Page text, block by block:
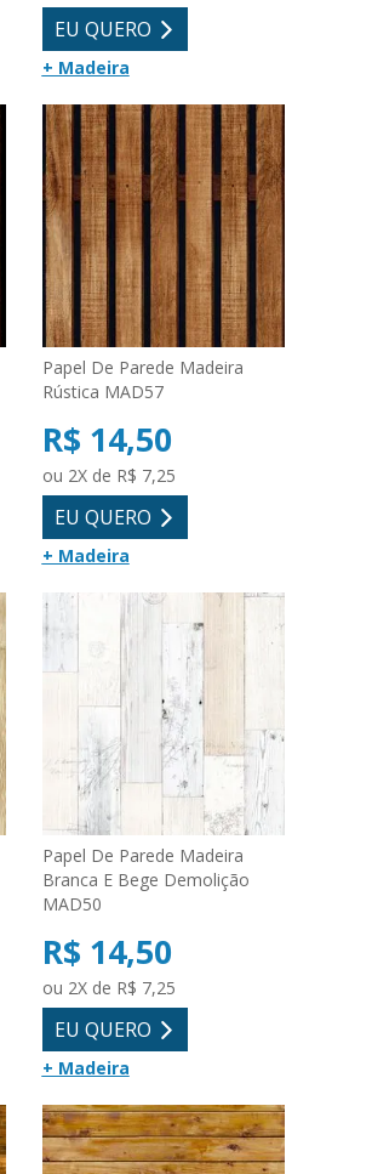
EU QUERO
+ Madeira
Papel De Parede Madeira
Rústica MAD57
R$ 14,50
ou 2X de R$ 7,25
EU QUERO
+ Madeira
Papel De Parede Madeira
Branca E Bege Demolição
MAD50
R$ 14,50
ou 2X de R$ 7,25
EU QUERO
+ Madeira